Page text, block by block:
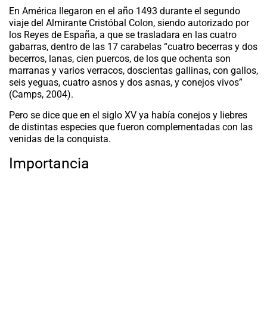
En América llegaron en el año 1493 durante el segundo
viaje del Almirante Cristóbal Colon, siendo autorizado por
los Reyes de España, a que se trasladara en las cuatro
gabarras, dentro de las 17 carabelas “cuatro becerras y dos
becerros, lanas, cien puercos, de los que ochenta son
marranas y varios verracos, doscientas gallinas, con gallos,
seis yeguas, cuatro asnos y dos asnas, y conejos vivos”
(Camps, 2004).
Pero se dice que en el siglo XV ya había conejos y liebres
de distintas especies que fueron complementadas con las
venidas de la conquista.
Importancia